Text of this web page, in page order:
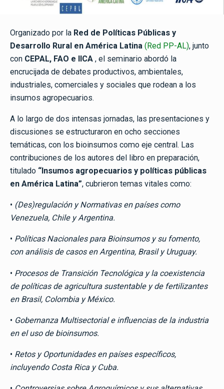
Organizado por la Red de Políticas Públicas y
Desarrollo Rural en América Latina (Red PP-AL), junto
con CEPAL, FAO e IICA , el seminario abordó la
encrucijada de debates productivos, ambientales,
industriales, comerciales y sociales que rodean a los
insumos agropecuarios.
A lo largo de dos intensas jornadas, las presentaciones y
discusiones se estructuraron en ocho secciones
temáticas, con los bioinsumos como eje central. Las
contribuciones de los autores del libro en preparación,
titulado “Insumos agropecuarios y políticas públicas
en América Latina”, cubrieron temas vitales como:
• (Des)regulación y Normativas en países como
Venezuela, Chile y Argentina.
• Políticas Nacionales para Bioinsumos y su fomento,
con análisis de casos en Argentina, Brasil y Uruguay.
• Procesos de Transición Tecnológica y la coexistencia
de políticas de agricultura sustentable y de fertilizantes
en Brasil, Colombia y México.
• Gobernanza Multisectorial e influencias de la industria
en el uso de bioinsumos.
• Retos y Oportunidades en países específicos,
incluyendo Costa Rica y Cuba.